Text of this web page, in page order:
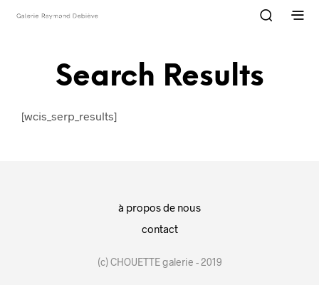
Search Results
[wcis_serp_results]
à propos de nous
contact
(c) CHOUETTE galerie - 2019